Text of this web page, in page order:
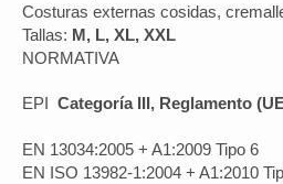
Costuras externas cosidas,
Tallas: M, L, XL, XXL
NORMATIVA
EPI Categoría III, Reglamento
EN 13034:2005 + A1:2009 Tipo 6
EN ISO 13982-1:2004 + A1:2010